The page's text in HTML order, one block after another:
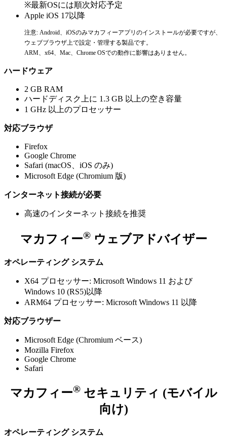
※最新OSには順次対応予定
Apple iOS 17以降
注意: Android、iOSのみマカフィーアプリのインストールが必要ですが、
ウェブブラウザ上で設定・管理する製品です。
ARM、x64、Mac、Chrome OSでの動作に影響はありません。
ハードウェア
2 GB RAM
ハードディスク上に 1.3 GB 以上の空き容量
1 GHz 以上のプロセッサー
対応ブラウザ
Firefox
Google Chrome
Safari (macOS、iOS のみ)
Microsoft Edge (Chromium 版)
インターネット接続が必要
高速のインターネット接続を推奨
マカフィー®ウェブアドバイザー
オペレーティング システム
X64 プロセッサー: Microsoft Windows 11 および
Windows 10 (RS5)以降
ARM64 プロセッサー: Microsoft Windows 11 以降
対応ブラウザー
Microsoft Edge (Chromium ベース)
Mozilla Firefox
Google Chrome
Safari
マカフィー®セキュリティ (モバイル
向け)
オペレーティング システム